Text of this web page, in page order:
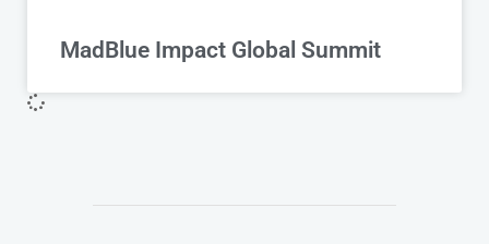
MadBlue Impact Global Summit